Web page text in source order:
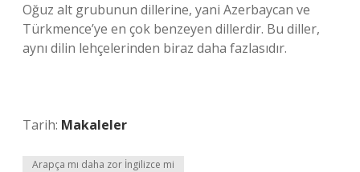
Oğuz alt grubunun dillerine, yani Azerbaycan ve
Türkmence’ye en çok benzeyen dillerdir. Bu diller,
aynı dilin lehçelerinden biraz daha fazlasıdır.
Tarih: Makaleler
Arapça mı daha zor İngilizce mi